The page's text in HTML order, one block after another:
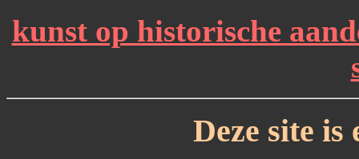
kunst op historische
Deze site